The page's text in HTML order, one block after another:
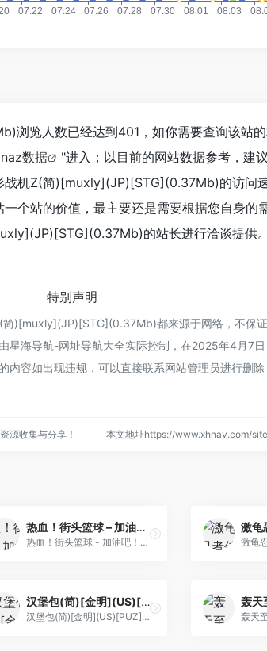
览人数已经达到401，如你需要查询该站的
数据
"进入；以目前的网站数据参考，建
战机Z(简)[muxly](JP)[STG](0.37Mb)的访问
个站的价值，最主要还是需要根据您自身的
的站长进行洽谈提供。
特别声明
)[muxly](JP)[STG](0.37Mb)都来源于网络，不保
星海导航-网址导航大全实际控制，在2025年4月7日
内容如出现违规，可以直接联系网站管理员进行删
源收集与分享！ 本文地址https://www.xhnav.com/
热血！街头篮球 – 加油吧！灌篮高手们！(简)[惊风+空气+gonerFC+火光](JP)[SPG](4Mb)
热血！街头篮球 - 加油吧！灌篮高手们！(简)[惊风+空气+gonerFC+火光](JP)[SPG](4Mb)
汉堡包(简)[金明](US)[PUZ](0.18Mb)
汉堡包(简)[金明](US)[PUZ](0.18Mb)